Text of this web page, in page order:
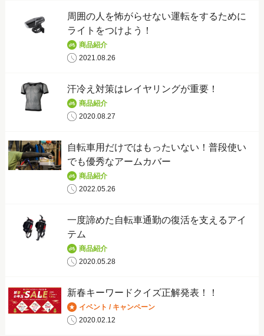
周囲の人を怖がらせない運転をするために
ライトをつけよう！
商品紹介
2021.08.26
汗冷え対策はレイヤリングが重要！
商品紹介
2020.08.27
自転車用だけではもったいない！普段使い
でも優秀なアームカバー
商品紹介
2022.05.26
一度諦めた自転車通勤の復活を支えるアイ
テム
商品紹介
2020.05.28
新春キーワードクイズ正解発表！！
イベント / キャンペーン
2020.02.12